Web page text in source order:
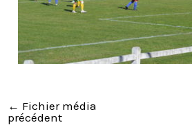
← Fichier média
précédent